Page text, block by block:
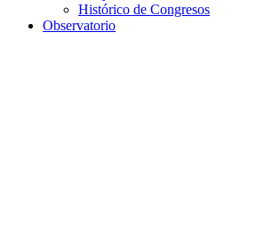
Histórico de Congresos
Observatorio